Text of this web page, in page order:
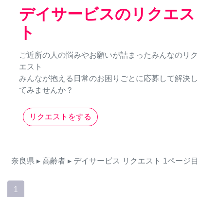
デイサービスのリクエス
ト
ご近所の人の悩みやお願いが詰まったみんなのリク
エスト
みんなが抱える日常のお困りごとに応募して解決し
てみませんか？
リクエストをする
奈良県 ▸ 高齢者 ▸ デイサービス リクエスト 1ページ目
1